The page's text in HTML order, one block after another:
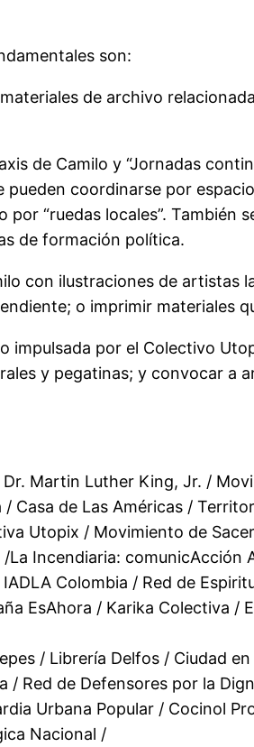
son:
de archivo
de Camilo y “Jornadas
coordinarse por
“ruedas locales”. También
de formación política.
con ilustraciones de artistas
o imprimir materiales
impulsada por el Colectivo
y pegatinas; y convocar a
Martin Luther King, Jr. /
Casa de Las Américas /
Utopix / Movimiento de
La Incendiaria: comunicAcción
Colombia / Red de
EsAhora / Karika Colectiva /
/ Librería Delfos / Ciudad
/ Red de Defensores por la
Urbana Popular / Cocinol
Nacional /